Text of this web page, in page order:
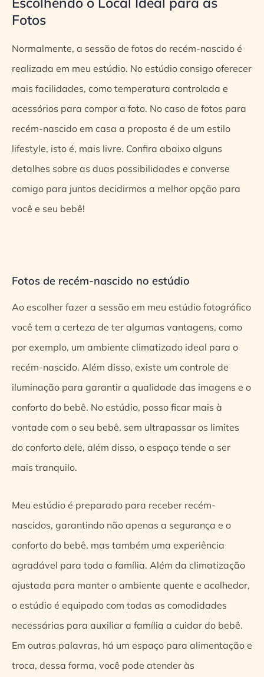
Fotos
Normalmente, a sessão de fotos do recém-nascido é
realizada em meu estúdio. No estúdio consigo oferecer
mais facilidades, como temperatura controlada e
acessórios para compor a foto. No caso de fotos para
recém-nascido em casa a proposta é de um estilo
lifestyle, isto é, mais livre. Confira abaixo alguns
detalhes sobre as duas possibilidades e converse
comigo para juntos decidirmos a melhor opção para
você e seu bebê!
Fotos de recém-nascido no estúdio
Ao escolher fazer a sessão em meu estúdio fotográfico
você tem a certeza de ter algumas vantagens, como
por exemplo, um ambiente climatizado ideal para o
recém-nascido. Além disso, existe um controle de
iluminação para garantir a qualidade das imagens e o
conforto do bebê. No estúdio, posso ficar mais à
vontade com o seu bebê, sem ultrapassar os limites
do conforto dele, além disso, o espaço tende a ser
mais tranquilo.
Meu estúdio é preparado para receber recém-
nascidos, garantindo não apenas a segurança e o
conforto do bebê, mas também uma experiência
agradável para toda a família. Além da climatização
ajustada para manter o ambiente quente e acolhedor,
o estúdio é equipado com todas as comodidades
necessárias para auxiliar a família a cuidar do bebê.
Em outras palavras, há um espaço para alimentação e
troca, dessa forma, você pode atender às